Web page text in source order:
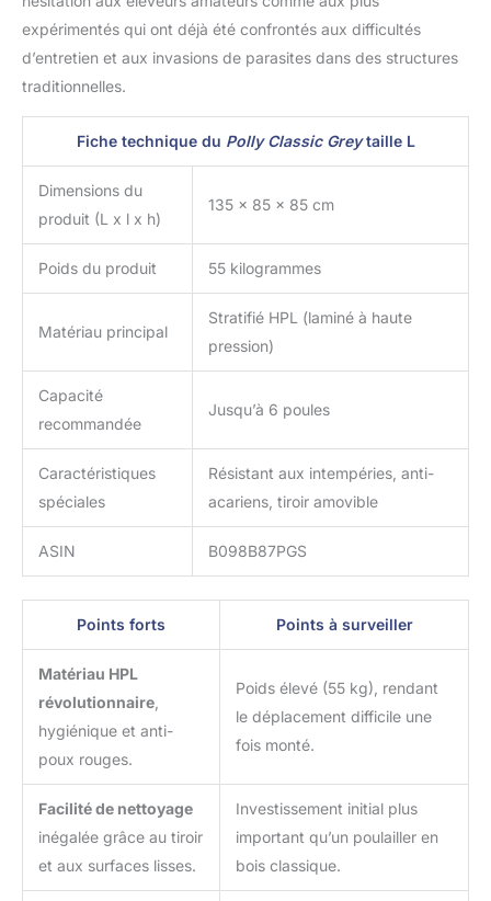
expérimentés qui ont déjà été confrontés aux difficultés
d’entretien et aux invasions de parasites dans des structures
traditionnelles.
Fiche technique du Polly Classic Greytaille L
Dimensions du
produit (L x l x h)
135 x 85 x 85 cm
Poids du produit 55 kilogrammes
Matériau principal
Stratifié HPL (laminé à haute
pression)
Capacité
recommandée
Jusqu’à 6 poules
Caractéristiques
spéciales
Résistant aux intempéries, anti-
acariens, tiroir amovible
ASIN B098B87PGS
Points forts Points à surveiller
Matériau HPL
révolutionnaire
hygiénique et anti-
poux rouges.
Poids élevé (55 kg), rendant
le déplacement difficile une
fois monté.
Facilité de nettoyage
inégalée grâce au tiroir
et aux surfaces lisses.
Investissement initial plus
important qu’un poulailler en
bois classique.